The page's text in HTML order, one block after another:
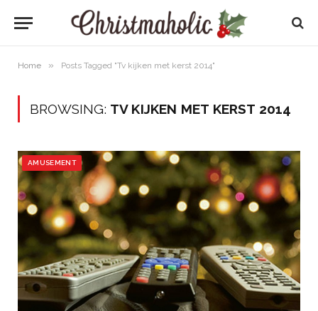
Home » Posts Tagged "Tv kijken met kerst 2014"
BROWSING: TV KIJKEN MET KERST 2014
AMUSEMENT